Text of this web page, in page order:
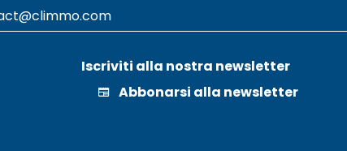
Iscriviti alla nostra newsletter
Abbonarsi alla newsletter